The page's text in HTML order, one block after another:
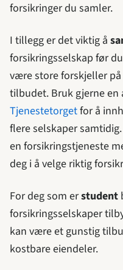
forsikringer du samler.
I tillegg er det viktig å
forsikringsselskap før
være store forskjeller
tilbudet. Bruk gjerne en
Tjenestetorgetfor å
flere selskaper samtidig.
en forsikringstjeneste
deg i å velge riktig
For deg som erstudent
forsikringsselskaper
kan være et gunstig
kostbare eiendeler.